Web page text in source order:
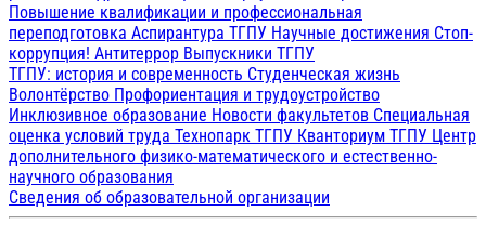
Повышение квалификации и профессиональная
переподготовка Аспирантура ТГПУ Научные достижения Стоп-
коррупция! Антитеррор Выпускники ТГПУ
ТГПУ: история и современность Студенческая жизнь
Волонтёрство Профориентация и трудоустройство
Инклюзивное образование Новости факультетов Специальная
оценка условий труда Технопарк ТГПУ Кванториум ТГПУ Центр
дополнительного физико-математического и естественно-
научного образования
Сведения об образовательной организации